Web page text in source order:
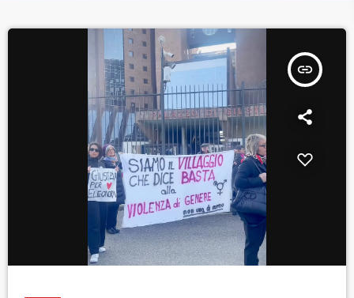
insert_link